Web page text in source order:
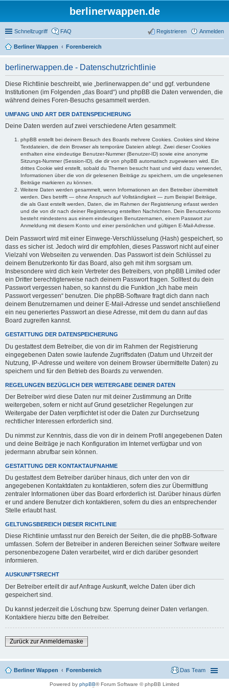
berlinerwappen.de
Schnellzugriff FAQ Anmelden
Registrieren
Berliner Wappen Forenbereich
berlinerwappen.de - Datenschutzrichtlinie
Diese Richtlinie beschreibt, wie „berlinerwappen.de“ und ggf. verbundene
Institutionen (im Folgenden „das Board“) und phpBB die Daten verwenden, die
während deines Foren-Besuchs gesammelt werden.
UMFANG UND ART DER DATENSPEICHERUNG
Deine Daten werden auf zwei verschiedene Arten gesammelt:
phpBB erstellt bei deinem Besuch des Boards mehrere Cookies. Cookies sind kleine
Textdateien, die dein Browser als temporäre Dateien ablegt. Zwei dieser Cookies
enthalten eine eindeutige Benutzer-Nummer (Benutzer-ID) sowie eine anonyme
Sitzungs-Nummer (Session-ID), die dir von phpBB automatisch zugewiesen wird. Ein
drittes Cookie wird erstellt, sobald du Themen besucht hast und wird dazu verwendet,
Informationen über die von dir gelesenen Beiträge zu speichern, um die ungelesenen
Beiträge markieren zu können.
Weitere Daten werden gesammelt, wenn Informationen an den Betreiber übermittelt
werden. Dies betrifft — ohne Anspruch auf Vollständigkeit — zum Beispiel Beiträge,
die als Gast erstellt werden, Daten, die im Rahmen der Registrierung erfasst werden
und die von dir nach deiner Registrierung erstellten Nachrichten. Dein Benutzerkonto
besteht mindestens aus einem eindeutigen Benutzernamen, einem Passwort zur
Anmeldung mit diesem Konto und einer persönlichen und gültigen E-Mail-Adresse.
Dein Passwort wird mit einer Einwege-Verschlüsselung (Hash) gespeichert, so
dass es sicher ist. Jedoch wird dir empfohlen, dieses Passwort nicht auf einer
Vielzahl von Webseiten zu verwenden. Das Passwort ist dein Schlüssel zu
deinem Benutzerkonto für das Board, also geh mit ihm sorgsam um.
Insbesondere wird dich kein Vertreter des Betreibers, von phpBB Limited oder
ein Dritter berechtigterweise nach deinem Passwort fragen. Solltest du dein
Passwort vergessen haben, so kannst du die Funktion „Ich habe mein
Passwort vergessen“ benutzen. Die phpBB-Software fragt dich dann nach
deinem Benutzernamen und deiner E-Mail-Adresse und sendet anschließend
ein neu generiertes Passwort an diese Adresse, mit dem du dann auf das
Board zugreifen kannst.
GESTATTUNG DER DATENSPEICHERUNG
Du gestattest dem Betreiber, die von dir im Rahmen der Registrierung
eingegebenen Daten sowie laufende Zugriffsdaten (Datum und Uhrzeit der
Nutzung, IP-Adresse und weitere von deinem Browser übermittelte Daten) zu
speichern und für den Betrieb des Boards zu verwenden.
REGELUNGEN BEZÜGLICH DER WEITERGABE DEINER DATEN
Der Betreiber wird diese Daten nur mit deiner Zustimmung an Dritte
weitergeben, sofern er nicht auf Grund gesetzlicher Regelungen zur
Weitergabe der Daten verpflichtet ist oder die Daten zur Durchsetzung
rechtlicher Interessen erforderlich sind.
Du nimmst zur Kenntnis, dass die von dir in deinem Profil angegebenen Daten
und deine Beiträge je nach Konfiguration im Internet verfügbar und von
jedermann abrufbar sein können.
GESTATTUNG DER KONTAKTAUFNAHME
Du gestattest dem Betreiber darüber hinaus, dich unter den von dir
angegebenen Kontaktdaten zu kontaktieren, sofern dies zur Übermittlung
zentraler Informationen über das Board erforderlich ist. Darüber hinaus dürfen
er und andere Benutzer dich kontaktieren, sofern du dies an entsprechender
Stelle erlaubt hast.
GELTUNGSBEREICH DIESER RICHTLINIE
Diese Richtlinie umfasst nur den Bereich der Seiten, die die phpBB-Software
umfassen. Sofern der Betreiber in anderen Bereichen seiner Software weitere
personenbezogene Daten verarbeitet, wird er dich darüber gesondert
informieren.
AUSKUNFTSRECHT
Der Betreiber erteilt dir auf Anfrage Auskunft, welche Daten über dich
gespeichert sind.
Du kannst jederzeit die Löschung bzw. Sperrung deiner Daten verlangen.
Kontaktiere hierzu bitte den Betreiber.
Zurück zur Anmeldemaske
Berliner Wappen Forenbereich Das Team
Powered by phpBB® Forum Software © phpBB Limited